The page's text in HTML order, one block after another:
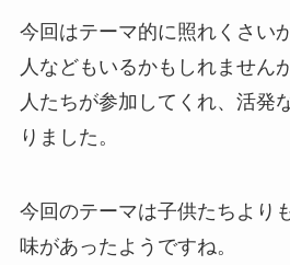
今回はテーマ的に照れくさい
人などもいるかもしれません
人たちが参加してくれ、活発
りました。
今回のテーマは子供たちより
味があったようですね。